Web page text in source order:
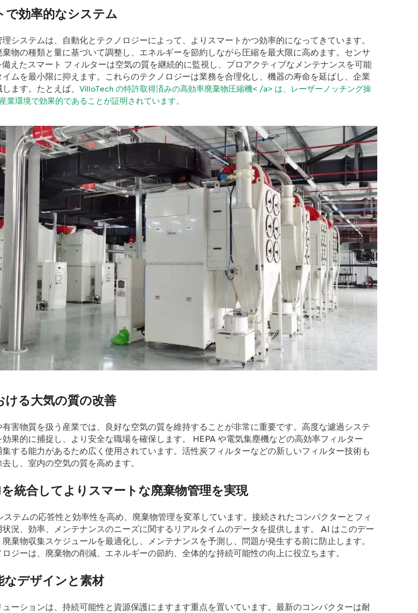
で効率的なシステム
システムは、自動化とテクノロジーによって、よりスマートかつ効率的になってきています。
棄物の種類と量に基づいて調整し、エネルギーを節約しながら圧縮を最大限に高めます。センサ
えたスマート フィルターは空気の質を継続的に監視し、プロアクティブなメンテナンスを可能
ムを最小限に抑えます。これらのテクノロジーは業務を合理化し、機器の寿命を延ばし、企業
ます。たとえば、 VilloTech の特許取得済みの高効率廃棄物圧縮機< /a> は、レーザーノッチング操
業環境で効果的であることが証明されています。
ける大気の質の改善
害物質を扱う産業では、良好な空気の質を維持することが非常に重要です。高度な濾過システ
果的に捕捉し、より安全な職場を確保します。 HEPA や電気集塵機などの高効率フィルター
する能力があるため広く使用されています。活性炭フィルターなどの新しいフィルター技術も
し、室内の空気の質を高めます。
統合してよりスマートな廃棄物管理を実現
ステムの応答性と効率性を高め、廃棄物管理を変革しています。接続されたコンパクターとフィ
況、効率、メンテナンスのニーズに関するリアルタイムのデータを提供します。 AI はこのデー
棄物収集スケジュールを最適化し、メンテナンスを予測し、問題が発生する前に防止します。
ジーは、廃棄物の削減、エネルギーの節約、全体的な持続可能性の向上に役立ちます。
なデザインと素材
ーションは、持続可能性と資源保護にますます重点を置いています。最新のコンパクターは耐